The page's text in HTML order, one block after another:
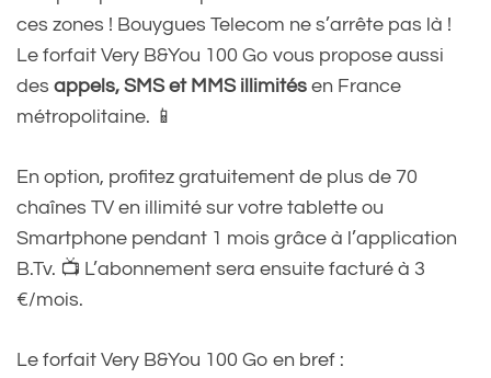
ces zones ! Bouygues Telecom ne s’arrête pas là !
Le forfait Very B&You 100 Go vous propose aussi
des appels, SMS et MMS illimités en France
métropolitaine. 📱
En option, profitez gratuitement de plus de 70
chaînes TV en illimité sur votre tablette ou
Smartphone pendant 1 mois grâce à l’application
B.Tv. 📺 L’abonnement sera ensuite facturé à 3
€/mois.
Le forfait Very B&You 100 Go en bref :